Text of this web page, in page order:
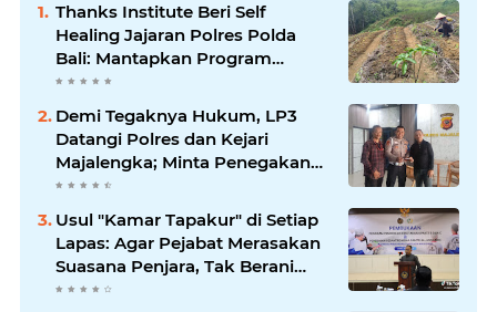
Thanks Institute Beri Self
Healing Jajaran Polres Polda
Bali: Mantapkan Program
Unggulan Kapolda
Demi Tegaknya Hukum, LP3
Datangi Polres dan Kejari
Majalengka; Minta Penegakan
Proporsional: Restoratif untuk
Lemah, Tegas untuk Narkoba &
Oknum
Usul "Kamar Tapakur" di Setiap
Lapas: Agar Pejabat Merasakan
Suasana Penjara, Tak Berani
Korupsi dan Menyalahgunakan